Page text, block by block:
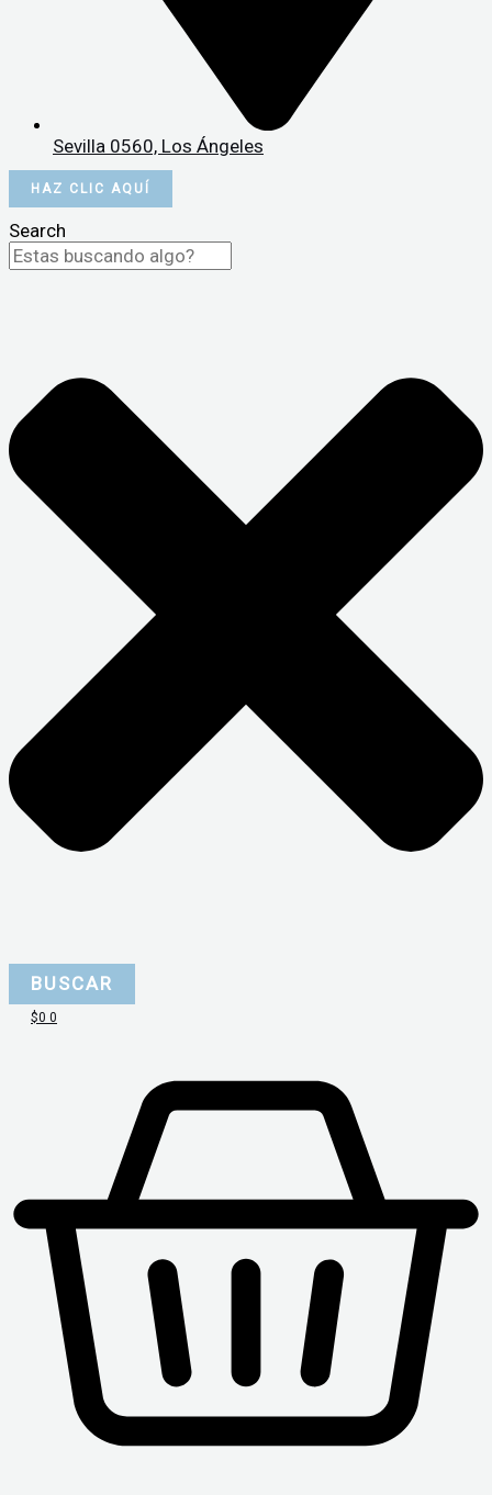
Sevilla 0560, Los Ángeles
HAZ CLIC AQUÍ
Search
BUSCAR
$0 0